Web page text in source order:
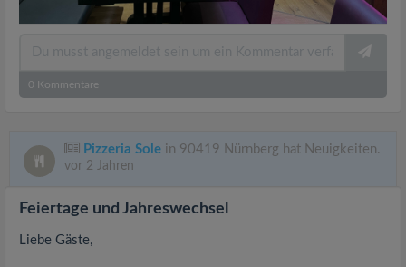
0 Kommentare
Pizzeria Sole in 90419 Nürnberg hat Neuigkeiten.
vor 2 Jahren
Feiertage und Jahreswechsel
Liebe Gäste,